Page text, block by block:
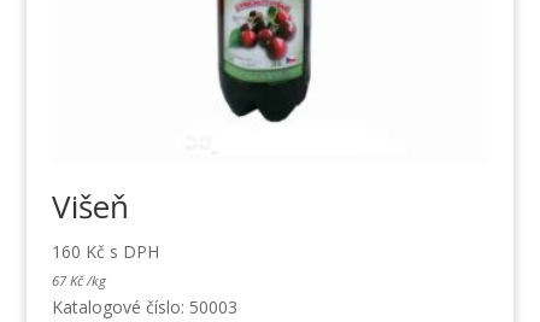
Višeň
160 Kč s DPH
67Kč /kg
Katalogové číslo: 50003